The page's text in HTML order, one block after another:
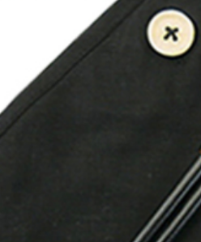
～2,000円